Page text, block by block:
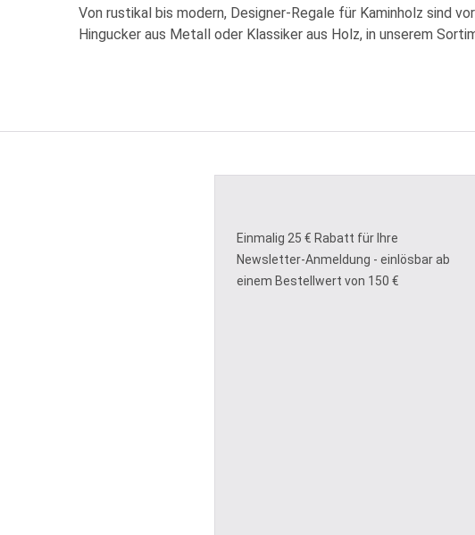
Von rustikal bis modern, Designer-Regale für Kaminholz sind
Hingucker aus Metall oder Klassiker aus Holz, in unserem
Einmalig 25 € Rabatt für Ihre
Newsletter-Anmeldung - einlösbar ab
einem Bestellwert von 150 €